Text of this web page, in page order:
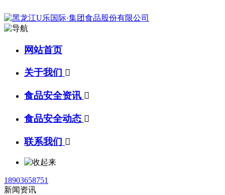
网站首页
关于我们 
食品安全资讯 
食品安全动态 
联系我们 
18903658751
新闻资讯